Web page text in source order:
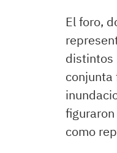
El foro,
distintos
conjunta
como